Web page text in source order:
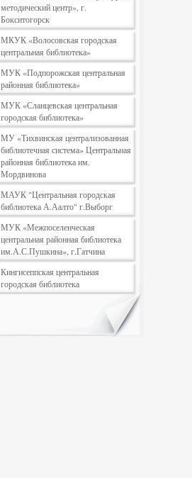
методический центр», г.
Бокситогорск
МКУК «Волосовская городская
центральная библиотека»
МУК «Подпорожская центральная
районная библиотека»
МУК «Сланцевская центральная
городская библиотека»
МУ «Тихвинская централизованная
библиотечная система» Центральная
районная библиотека им.
Мордвинова
МАУК "Центральная городская
библиотека А.Аалто" г.Выборг
МУК «Межпоселенческая
центральная районная библиотека
им.А.С.Пушкина», г.Гатчина
Кингисеппская центральная
городская библиотека